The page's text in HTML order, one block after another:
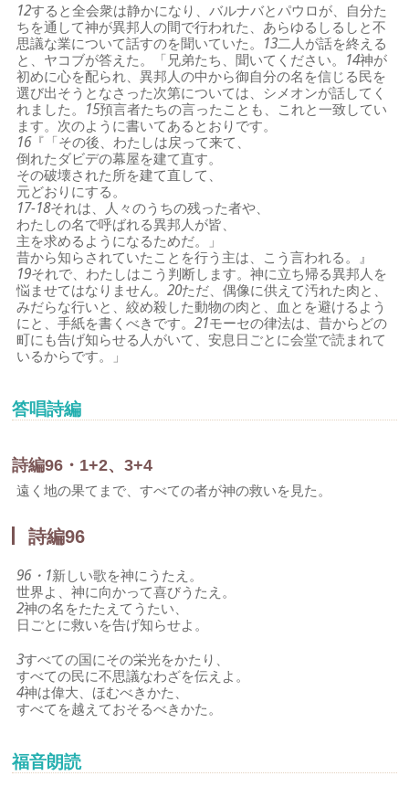
12すると全会衆は静かになり、バルナバとパウロが、自分た
ちを通して神が異邦人の間で行われた、あらゆるしるしと不
思議な業について話すのを聞いていた。 13二人が話を終える
と、ヤコブが答えた。「兄弟たち、聞いてください。 14神が
初めに心を配られ、異邦人の中から御自分の名を信じる民を
選び出そうとなさった次第については、シメオンが話してく
れました。 15預言者たちの言ったことも、これと一致してい
ます。次のように書いてあるとおりです。
16『「その後、わたしは戻って来て、
倒れたダビデの幕屋を建て直す。
その破壊された所を建て直して、
元どおりにする。
17-18それは、人々のうちの残った者や、
わたしの名で呼ばれる異邦人が皆、
主を求めるようになるためだ。」
昔から知らされていたことを行う主は、こう言われる。』
19それで、わたしはこう判断します。神に立ち帰る異邦人を
悩ませてはなりません。20ただ、偶像に供えて汚れた肉と、
みだらな行いと、絞め殺した動物の肉と、血とを避けるよう
にと、手紙を書くべきです。21モーセの律法は、昔からどの
町にも告げ知らせる人がいて、安息日ごとに会堂で読まれて
いるからです。」
答唱詩編
詩編96・1+2、3+4
遠く地の果てまで、すべての者が神の救いを見た。
詩編96
96・1新しい歌を神にうたえ。
世界よ、神に向かって喜びうたえ。
2神の名をたたえてうたい、
日ごとに救いを告げ知らせよ。
3すべての国にその栄光をかたり、
すべての民に不思議なわざを伝えよ。
4神は偉大、ほむべきかた、
すべてを越えておそるべきかた。
福音朗読